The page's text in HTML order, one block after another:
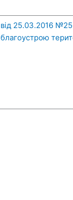
від 25.03.2016
благоустрою